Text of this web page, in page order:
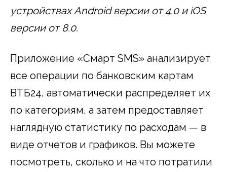
устройствах Android версии от 4.0 и iOS
версии от 8.0.
Приложение «Смарт SMS» анализирует
все операции по банковским картам
ВТБ24, автоматически распределяет их
по категориям, а затем предоставляет
наглядную статистику по расходам — в
виде отчетов и графиков. Вы можете
посмотреть, сколько и на что потратили